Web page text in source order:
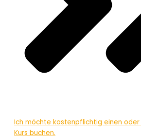
Ich möchte kostenpflichtig einen
Kurs buchen.